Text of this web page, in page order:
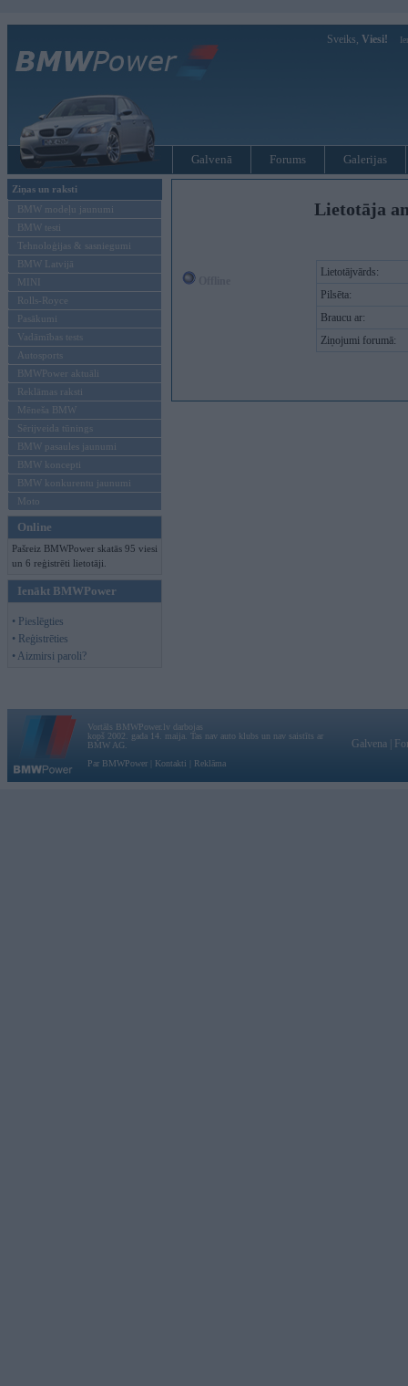
Sveiks, Viesi!
Galvenā Forums Galerijas
Ziņas un raksti
BMW modeļu jaunumi
BMW testi
Tehnoloģijas & sasniegumi
BMW Latvijā
MINI
Rolls-Royce
Pasākumi
Vadāmības tests
Autosports
BMWPower aktuāli
Reklāmas raksti
Mēneša BMW
Sērijveida tūnings
BMW pasaules jaunumi
BMW koncepti
BMW konkurentu jaunumi
Moto
Online
Pašreiz BMWPower skatās 95 viesi
un 6 reģistrēti lietotāji.
Ienākt BMWPower
• Pieslēgties
• Reģistrēties
• Aizmirsi paroli?
Lietotāja
Lietotājvārds:
Pilsēta:
Braucu ar:
Ziņojumi forumā:
Vortāls BMWPower.lv darbojas
kopš 2002. gada 14. maija. Tas nav auto klubs un nav saistīts ar
BMW AG.
Par BMWPower
Kontakti Reklāma
Galvena